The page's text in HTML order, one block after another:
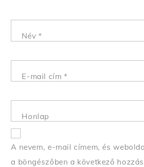
Név *
E-mail cím*
Honlap
A nevem, e-mail címem, és
a böngészőben a következő